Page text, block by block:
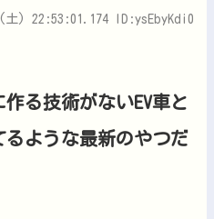
土) 22:53:01.174 ID:ysEbyKdi0
る技術がないEV車と
るような最新のやつだ